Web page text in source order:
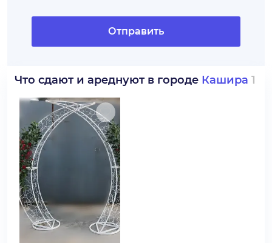
Отправить
Что сдают и ареднуют в городе Кашира 1